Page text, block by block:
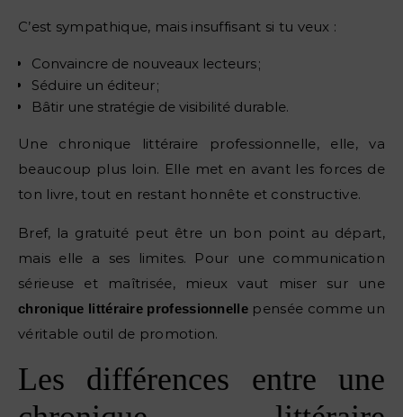
C’est sympathique, mais insuffisant si tu veux :
Convaincre de nouveaux lecteurs ;
Séduire un éditeur ;
Bâtir une stratégie de visibilité durable.
Une chronique littéraire professionnelle, elle, va
beaucoup plus loin. Elle met en avant les forces de
ton livre, tout en restant honnête et constructive.
Bref, la gratuité peut être un bon point au départ,
mais elle a ses limites. Pour une communication
sérieuse et maîtrisée, mieux vaut miser sur une
chronique littéraire professionnellepensée comme un
véritable outil de promotion.
Les différences entre une